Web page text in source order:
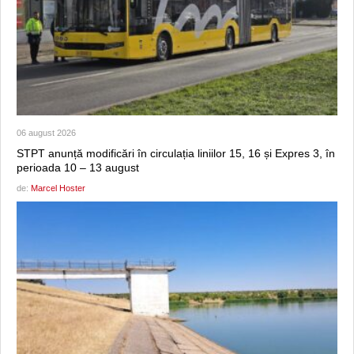
06 august 2026
STPT anunță modificări în circulația liniilor 15, 16 și Expres 3, în
perioada 10 – 13 august
de: Marcel Hoster